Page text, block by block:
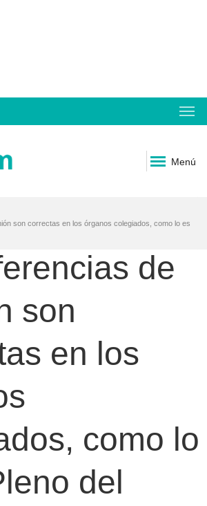
Menú
son correctas en los órganos colegiados, como lo es
de
son
en los
como lo
del